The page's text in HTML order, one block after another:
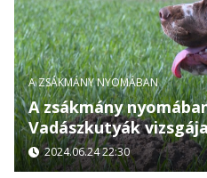
A ZSÁKMÁNY NYOMÁBAN
A zsákmány
Vadászkutyák
2024.06.24 22:30